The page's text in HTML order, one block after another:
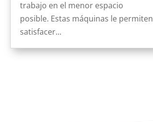
trabajo en el menor espacio
posible. Estas máquinas le permiten
satisfacer...